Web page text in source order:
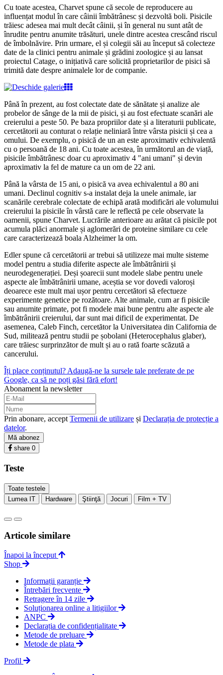
Cu toate acestea, Charvet spune că secole de reproducere au
influențat modul în care câinii îmbătrânesc și dezvoltă boli. Pisicile
trăiesc adesea mai mult decât câinii, și în general nu sunt atât de
înrudite pentru anumite trăsături, unele dintre acestea crescând riscul
de îmbolnăvire. Prin urmare, el și colegii săi au început să colecteze
date de la clinici pentru animale și grădini zoologice și au lansat
proiectul Catage, o inițiativă care solicită proprietarilor de pisici să
trimită date despre animalele lor de companie.
Până în prezent, au fost colectate date de sănătate și analize ale
probelor de sânge de la mii de pisici, și au fost efectuate scanări ale
creierului a peste 50. Pe baza propriilor date și a literaturii publicate,
cercetătorii au conturat o relație neliniară între vârsta pisicii și cea a
omului. De exemplu, o pisică de un an este aproximativ echivalentă
cu o persoană de 18 ani. Cu toate acestea, în următorul an de viață,
pisicile îmbătrânesc doar cu aproximativ 4 "ani umani" și devin
aproximativ la fel de mature ca un om de 22 ani.
Până la vârsta de 15 ani, o pisică va avea echivalentul a 80 ani
umani. Declinul cognitiv s-a instalat deja la unele animale, iar
scanările cerebrale colectate de echipă arată modificări ale volumului
creierului la pisicile în vârstă care le reflectă pe cele observate la
oamenii, spune Charvet. Lucrările anterioare au arătat că pisicile pot
acumula plăci anormale și aglomerări de proteine similare cu cele
care caracterizează boala Alzheimer la om.
Edler spune că cercetătorii ar trebui să utilizeze mai multe sisteme
model pentru a studia diferite aspecte ale îmbătrânirii și
neurodegenerației. Deși șoarecii sunt modele slabe pentru unele
aspecte ale îmbătrânirii umane, aceștia se vor dovedi valoroși
deoarece este mult mai ușor pentru cercetători să efectueze
experimente genetice pe rozătoare. Alte animale, cum ar fi pisicile
sau anumite primate, pot fi modele mai bune pentru alte aspecte ale
îmbătrânirii creierului, dar sunt mai dificil de experimentat. De
asemenea, Caleb Finch, cercetător la Universitatea din California de
Sud, militează pentru studii pe șobolani (Heterocephalus glaber),
care trăiesc surprinzător de mult și au o rată foarte scăzută a
cancerului.
Îți place conținutul? Adaugă-ne la sursele tale preferate de pe
Google, ca să ne poți găsi fără efort!
Abonament la newsletter
Prin abonare, accept Termenii de utilizare și Declarația de protecție a
datelor.
Mă abonez
share 0
Teste
Toate testele
Lumea IT
Hardware Ştiinţă Jocuri Film + TV
Articole similare
Înapoi la început
Shop
Informații garanție
Întrebări frecvente
Retragere în 14 zile
Soluționarea online a litigiilor
ANPC
Declarația de confidențialitate
Metode de preluare
Metode de plata
Profil